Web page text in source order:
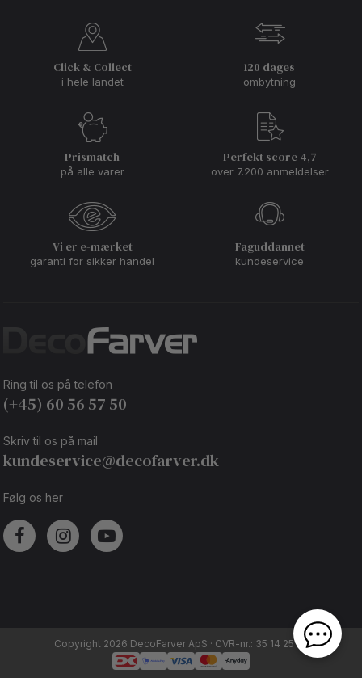
Click & Collect
i hele landet
120 dages
ombytning
Prismatch
på alle varer
Perfekt score 4,7
over 7.200 anmeldelser
Vi er e-mærket
garanti for sikker handel
Faguddannet
kundeservice
Ring til os på telefon
(+45) 60 56 57 50
Skriv til os på mail
kundeservice@decofarver.dk
Følg os her
Copyright 2026 DecoFarver ApS · CVR-nr.: 35 14 25 92